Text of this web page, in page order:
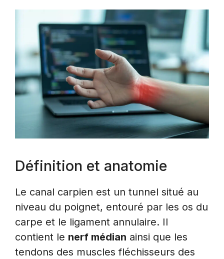
Définition et anatomie
Le canal carpien est un tunnel situé au
niveau du poignet, entouré par les os du
carpe et le ligament annulaire. Il
contient le nerf médian ainsi que les
tendons des muscles fléchisseurs des